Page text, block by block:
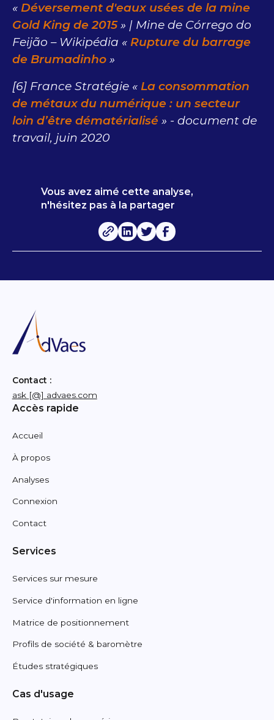
« Déversement d'eaux usées de la mine
Gold King de 2015» | Mine de Córrego do
Feijão – Wikipédia « Rupture du barrage
de Brumadinho»
[6] France Stratégie « La consommation
de métaux du numérique : un secteur
loin d’être dématérialisé » - document de
travail, juin 2020
Vous avez aimé cette analyse,
n'hésitez pas à la partager
Contact :
ask [@] advaes.com
Accès rapide
Accueil
À propos
Analyses
Connexion
Contact
Services
Services sur mesure
Service d'information en ligne
Matrice de positionnement
Profils de société & baromètre
Études stratégiques
Cas d'usage